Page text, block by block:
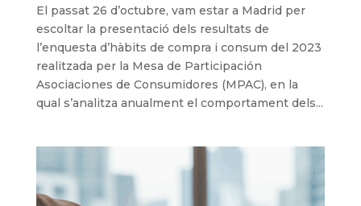
El passat 26 d’octubre, vam estar a Madrid per
escoltar la presentació dels resultats de
l’enquesta d’hàbits de compra i consum del 2023
realitzada per la Mesa de Participación
Asociaciones de Consumidores (MPAC), en la
qual s’analitza anualment el comportament dels...